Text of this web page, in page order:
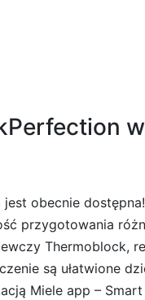
obecnie
przygotowania
Thermoblock,
są ułatwione
Miele app –